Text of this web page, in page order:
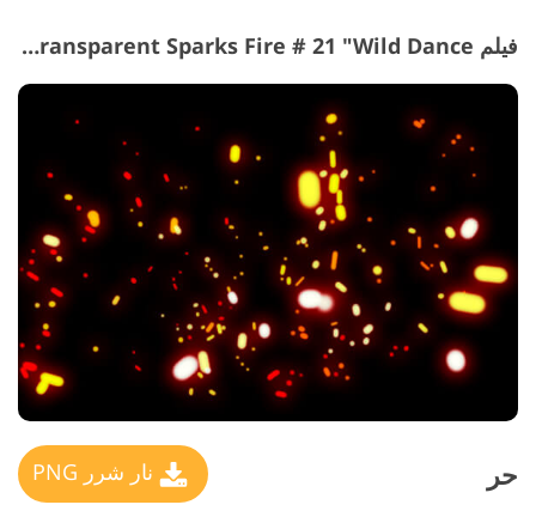
فيلم Transparent Sparks Fire # 21 "Wild Dance"
حر نار شرر PNG